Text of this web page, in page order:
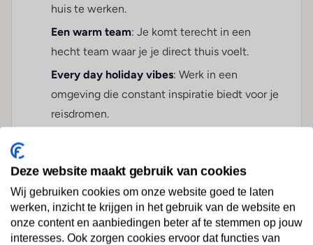
huis te werken.
Een warm team: Je komt terecht in een
hecht team waar je je direct thuis voelt.
Every day holiday vibes: Werk in een
omgeving die constant inspiratie biedt voor je
reisdromen.
Wij kijken uit naar jouw creativiteit en
enthousiasme! 🌟✈️
Deze website maakt gebruik van cookies
Wij gebruiken cookies om onze website goed te laten
werken, inzicht te krijgen in het gebruik van de website en
onze content en aanbiedingen beter af te stemmen op jouw
interesses. Ook zorgen cookies ervoor dat functies van